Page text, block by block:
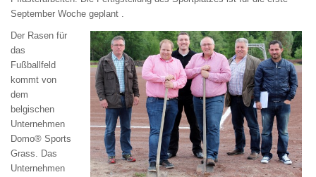
September Woche geplant .
Der Rasen für
das
Fußballfeld
kommt von
dem
belgischen
Unternehmen
Domo® Sports
Grass. Das
Unternehmen